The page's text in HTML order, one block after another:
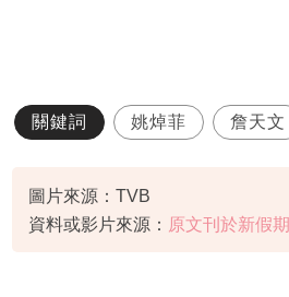
關鍵詞 姚焯菲 詹天文
圖片來源：TVB
資料或影片來源： 原文刊於新假期